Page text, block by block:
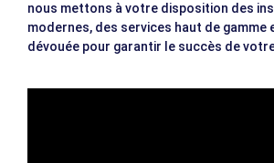
nous mettons à votre disposition des
modernes, des services haut de gamme
dévouée pour garantir le succès de